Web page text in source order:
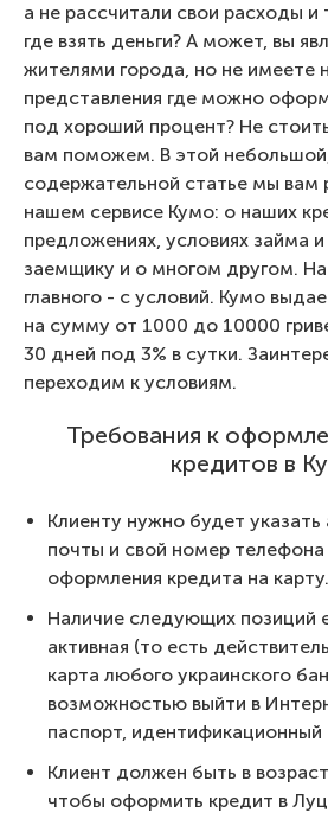
а не рассчитали свои расходы и
где взять деньги? А может, вы
жителями города, но не имеете
представления где можно
под хороший процент? Не
вам поможем. В этой
содержательной статье мы вам
нашем сервисе Кумо: о наших
предложениях, условиях займа
заемщику и о многом другом.
главного - с условий. Кумо
на сумму от 1000 до 10000
30 дней под 3% в сутки.
переходим к условиям.
Требования к
кредитов в
Клиенту нужно будет
почты и свой номер телефона
оформления кредита на карту.
Наличие следующих позиций
активная (то есть
карта любого украинского
возможностью выйти в
паспорт, идентификационный
Клиент должен быть в
чтобы оформить кредит в